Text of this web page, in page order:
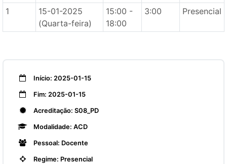
1
15-01-2025
(Quarta-feira)
15:00 -
18:00
3:00 Presencial
Início: 2025-01-15
Fim: 2025-01-15
Acreditação: S08_PD
Modalidade: ACD
Pessoal: Docente
Regime: Presencial